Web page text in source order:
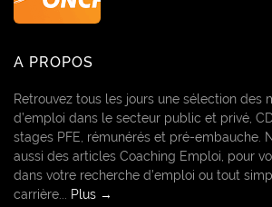
A PROPOS
Retrouvez tous les jours une sélection des
d’emploi dans le secteur public et privé,
stages PFE, rémunérés et pré-embauche.
aussi des articles Coaching Emploi, pour
dans votre recherche d’emploi ou tout
carrière...
Plus →